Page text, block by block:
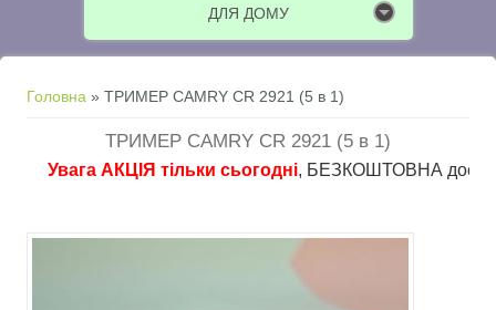
ДЛЯ ДОМУ
Ви є тут
Головна » ТРИМЕР CAMRY CR 2921 (5 в 1)
ТРИМЕР CAMRY CR 2921 (5 в 1)
Увага АКЦІЯ тільки сьогодні, БЕЗКОШТОВНА доставка